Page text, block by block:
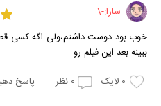
سارا:-\
خوب بود دوست داشتم،ولی اگه کسی
ببینه بعد این فیلم رو
0 لایک 0 نظر پاسخ